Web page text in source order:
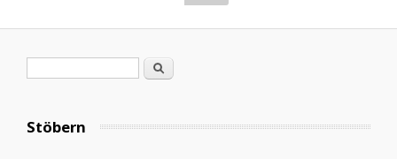
Suche
Stöbern